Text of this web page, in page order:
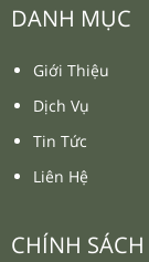
DANH MỤC
Giới Thiệu
Dịch Vụ
Tin Tức
Liên Hệ
CHÍNH